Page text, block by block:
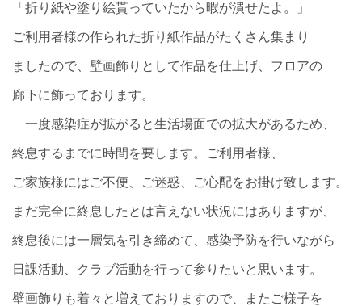
「折り紙や塗り絵貰っていたから暇が潰せたよ。」
ご利用者様の作られた折り紙作品がたくさん集まり
ましたので、壁画飾りとして作品を仕上げ、フロアの
廊下に飾っております。
一度感染症が拡がると生活場面での拡大があるため、
終息するまでに時間を要します。ご利用者様、
ご家族様にはご不便、ご迷惑、ご心配をお掛け致します。
まだ完全に終息したとは言えない状況にはありますが、
終息後には一層気を引き締めて、感染予防を行いながら
日課活動、クラブ活動を行って参りたいと思います。
壁画飾りも着々と増えておりますので、またご様子を